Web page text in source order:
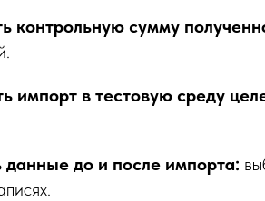
контрольную сумму
импорт в тестовую среду
данные до и после импорта: